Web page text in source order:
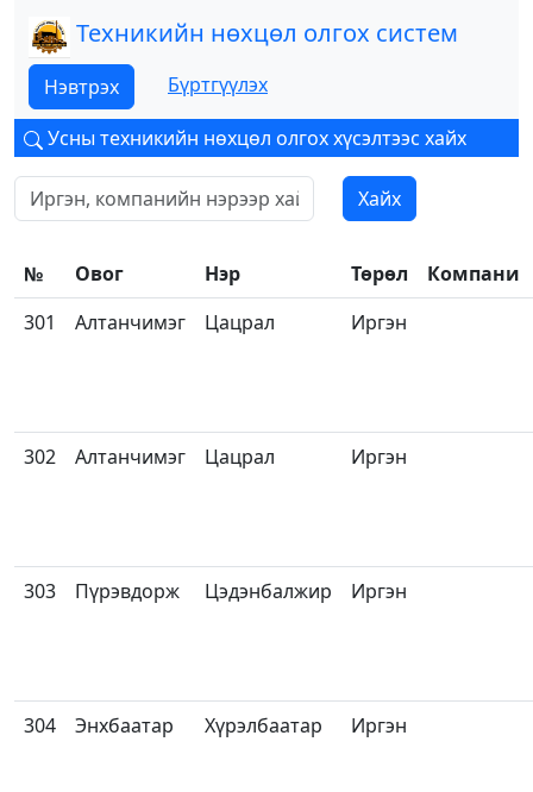
Техникийн нөхцөл олгох систем
Нэвтрэх Бүртгүүлэх
Усны техникийн нөхцөл олгох хүсэлтээс хайх
Хайх
№ Овог Нэр Төрөл
Компани
301
Алтанчимэг Цацрал Иргэн
302 Алтанчимэг Цацрал Иргэн
303 Пүрэвдорж Цэдэнбалжир Иргэн
304 Энхбаатар Хүрэлбаатар Иргэн